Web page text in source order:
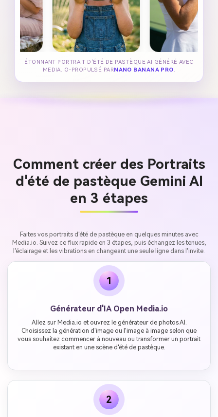
ÉTONNANT PORTRAIT D'ÉTÉ DE PASTÈQUE AI GÉNÉRÉ AVEC
MEDIA.IO-PROPULSÉ PARNANO BANANA PRO.
Comment créer des Portraits
d'été de pastèque Gemini AI
en 3 étapes
Faites vos portraits d'été de pastèque en quelques minutes avec
Media.io. Suivez ce flux rapide en 3 étapes, puis échangez les tenues,
l'éclairage et les vibrations en changeant une seule ligne dans l'invite.
1
Générateur d'IA Open Media.io
Allez sur Media.io et ouvrez le générateur de photos AI.
Choisissez la génération d'image ou l'image à image selon que
vous souhaitez commencer à nouveau ou transformer un portrait
existant en une scène d'été de pastèque.
2